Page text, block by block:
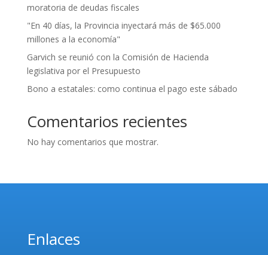
moratoria de deudas fiscales
"En 40 días, la Provincia inyectará más de $65.000
millones a la economía"
Garvich se reunió con la Comisión de Hacienda
legislativa por el Presupuesto
Bono a estatales: como continua el pago este sábado
Comentarios recientes
No hay comentarios que mostrar.
Enlaces